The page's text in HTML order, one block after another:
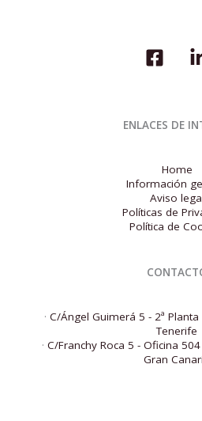
ENLACES DE
Home
Información
Aviso
Políticas de
Política de
· C/Ángel Guimerá 5 - 2ª
Tenerife
· C/Franchy Roca 5 - Oficina
Gran